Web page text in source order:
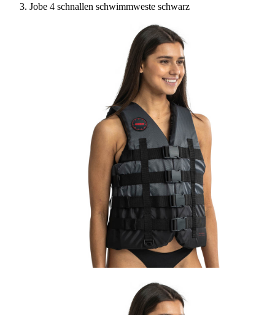
Jobe 4 schnallen schwimmweste schwarz